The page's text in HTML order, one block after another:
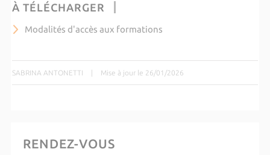
À TÉLÉCHARGER
Modalités d'accès aux formations
SABRINA ANTONETTI | Mise à jour le 26/01/2026
RENDEZ-VOUS